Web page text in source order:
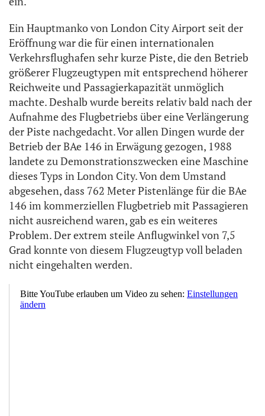
Ein Hauptmanko von London City Airport seit der
Eröffnung war die für einen internationalen
Verkehrsflughafen sehr kurze Piste, die den Betrieb
größerer Flugzeugtypen mit entsprechend höherer
Reichweite und Passagierkapazität unmöglich
machte. Deshalb wurde bereits relativ bald nach der
Aufnahme des Flugbetriebs über eine Verlängerung
der Piste nachgedacht. Vor allen Dingen wurde der
Betrieb der BAe 146 in Erwägung gezogen, 1988
landete zu Demonstrationszwecken eine Maschine
dieses Typs in London City. Von dem Umstand
abgesehen, dass 762 Meter Pistenlänge für die BAe
146 im kommerziellen Flugbetrieb mit Passagieren
nicht ausreichend waren, gab es ein weiteres
Problem. Der extrem steile Anflugwinkel von 7,5
Grad konnte von diesem Flugzeugtyp voll beladen
nicht eingehalten werden.